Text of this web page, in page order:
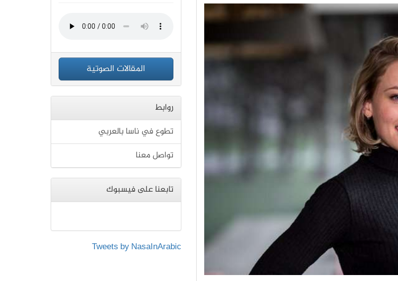
المقالات الصوتية
روابط
تطوع في ناسا بالعربي
تواصل معنا
تابعنا على فيسبوك
Tweets by NasaInArabic